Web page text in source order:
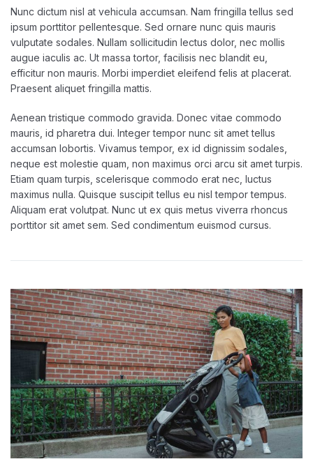
Nunc dictum nisl at vehicula accumsan. Nam fringilla tellus sed
ipsum porttitor pellentesque. Sed ornare nunc quis mauris
vulputate sodales. Nullam sollicitudin lectus dolor, nec mollis
augue iaculis ac. Ut massa tortor, facilisis nec blandit eu,
efficitur non mauris. Morbi imperdiet eleifend felis at placerat.
Praesent aliquet fringilla mattis.
Aenean tristique commodo gravida. Donec vitae commodo
mauris, id pharetra dui. Integer tempor nunc sit amet tellus
accumsan lobortis. Vivamus tempor, ex id dignissim sodales,
neque est molestie quam, non maximus orci arcu sit amet turpis.
Etiam quam turpis, scelerisque commodo erat nec, luctus
maximus nulla. Quisque suscipit tellus eu nisl tempor tempus.
Aliquam erat volutpat. Nunc ut ex quis metus viverra rhoncus
porttitor sit amet sem. Sed condimentum euismod cursus.